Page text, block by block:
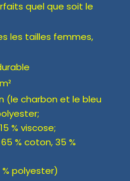
quel que soit le
les tailles femmes,
(le charbon et le bleu
% viscose;
% coton, 35 %
% polyester)